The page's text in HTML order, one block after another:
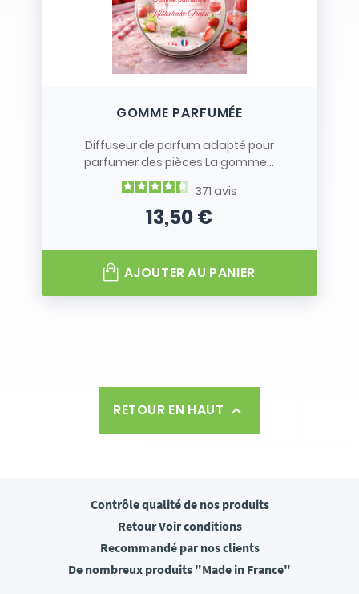
GOMME PARFUMÉE
Diffuseur de parfum adapté pour
parfumer des pièces La gomme...
371 avis
Prix
13,50 €
AJOUTER AU PANIER
RETOUR EN HAUT 
Contrôle qualitéde nos produits
RetourVoir conditions
Recommandépar nos clients
De nombreux produits "Made in France"